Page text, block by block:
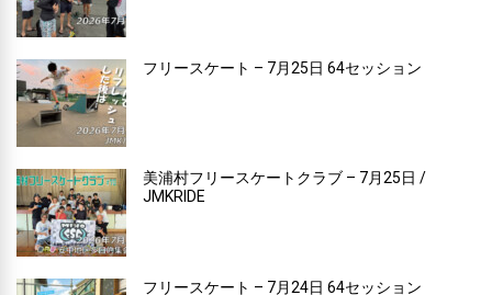
フリースケート – 7月25日 64セッション
美浦村フリースケートクラブ – 7月25日 /
JMKRIDE
フリースケート – 7月24日 64セッション